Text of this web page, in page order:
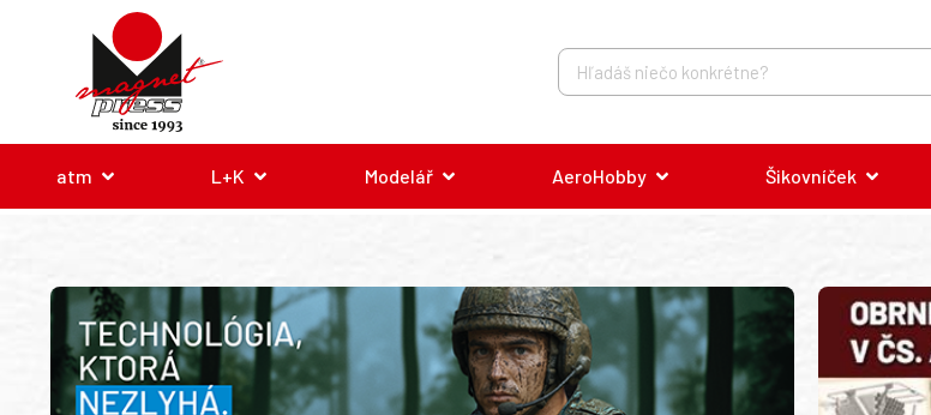
atm L+K Modelář AeroHobby Šikovníček